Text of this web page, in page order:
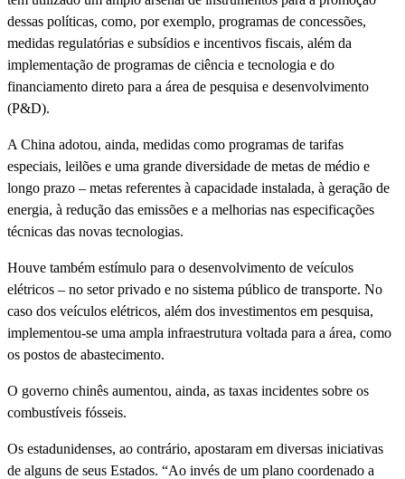
dessas políticas, como, por exemplo, programas de concessões,
medidas regulatórias e subsídios e incentivos fiscais, além da
implementação de programas de ciência e tecnologia e do
financiamento direto para a área de pesquisa e desenvolvimento
(P&D).
A China adotou, ainda, medidas como programas de tarifas
especiais, leilões e uma grande diversidade de metas de médio e
longo prazo – metas referentes à capacidade instalada, à geração de
energia, à redução das emissões e a melhorias nas especificações
técnicas das novas tecnologias.
Houve também estímulo para o desenvolvimento de veículos
elétricos – no setor privado e no sistema público de transporte. No
caso dos veículos elétricos, além dos investimentos em pesquisa,
implementou-se uma ampla infraestrutura voltada para a área, como
os postos de abastecimento.
O governo chinês aumentou, ainda, as taxas incidentes sobre os
combustíveis fósseis.
Os estadunidenses, ao contrário, apostaram em diversas iniciativas
de alguns de seus Estados. “Ao invés de um plano coordenado a